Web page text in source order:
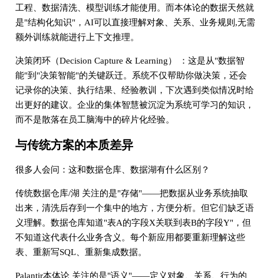
工程、数据清洗、模型训练才能使用。而本体论的数据天然就
是"结构化知识"，AI可以直接理解对象、关系、业务规则,无需
额外训练就能进行上下文推理。
决策闭环（Decision Capture & Learning） ：这是从"数据智
能"到"决策智能"的关键跃迁。系统不仅帮助你做决策，还会
记录你的决策、执行结果、经验教训，下次遇到类似情况时给
出更好的建议。企业的集体智慧被沉淀为系统可学习的知识，
而不是散落在员工脑海中的碎片化经验。
与传统方案的本质差异
很多人会问：这和数据仓库、数据湖有什么区别？
传统数据仓库/湖 关注的是"存储"——把数据从业务系统抽取
出来，清洗后存到一个集中的地方，方便分析。但它们缺乏语
义理解。数据仓库知道"表A的字段X关联到表B的字段Y"，但
不知道这代表什么业务含义。每个新应用都要重新理解这些
表、重新写SQL、重新集成数据。
Palantir本体论 关注的是"语义"——定义对象、关系、行为的